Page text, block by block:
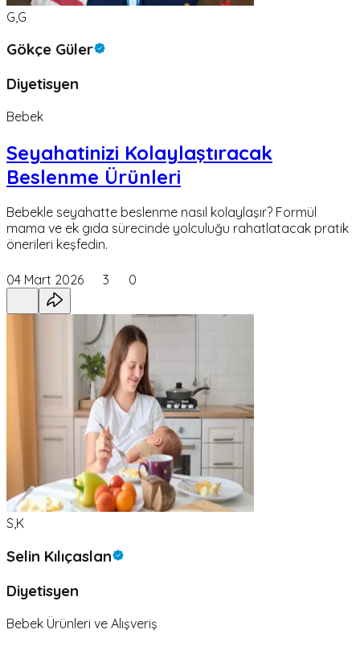
G,G
Gökçe Güler
Diyetisyen
Bebek
Seyahatinizi Kolaylaştıracak
Beslenme Ürünleri
Bebekle seyahatte beslenme nasıl kolaylaşır? Formül
mama ve ek gıda sürecinde yolculuğu rahatlatacak pratik
önerileri keşfedin.
04 Mart 2026 3 0
S,K
Selin Kılıçaslan
Diyetisyen
Bebek Ürünleri ve Alışveriş